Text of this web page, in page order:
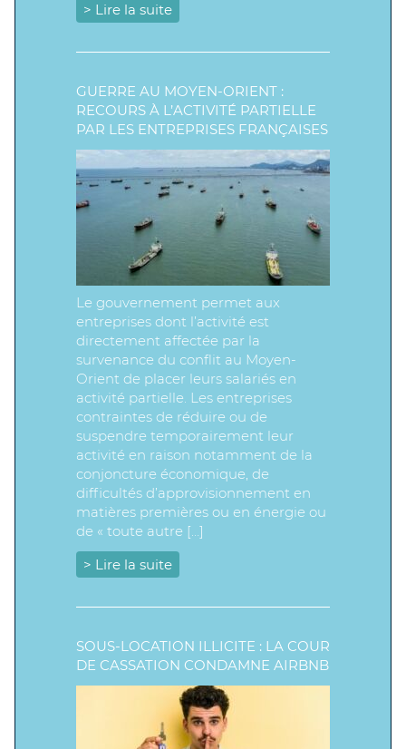
> Lire la suite
GUERRE AU MOYEN-ORIENT :
RECOURS À L’ACTIVITÉ PARTIELLE
PAR LES ENTREPRISES FRANÇAISES
Le gouvernement permet aux
entreprises dont l’activité est
directement affectée par la
survenance du conflit au Moyen-
Orient de placer leurs salariés en
activité partielle. Les entreprises
contraintes de réduire ou de
suspendre temporairement leur
activité en raison notamment de la
conjoncture économique, de
difficultés d’approvisionnement en
matières premières ou en énergie ou
de « toute autre […]
> Lire la suite
SOUS-LOCATION ILLICITE : LA COUR
DE CASSATION CONDAMNE AIRBNB